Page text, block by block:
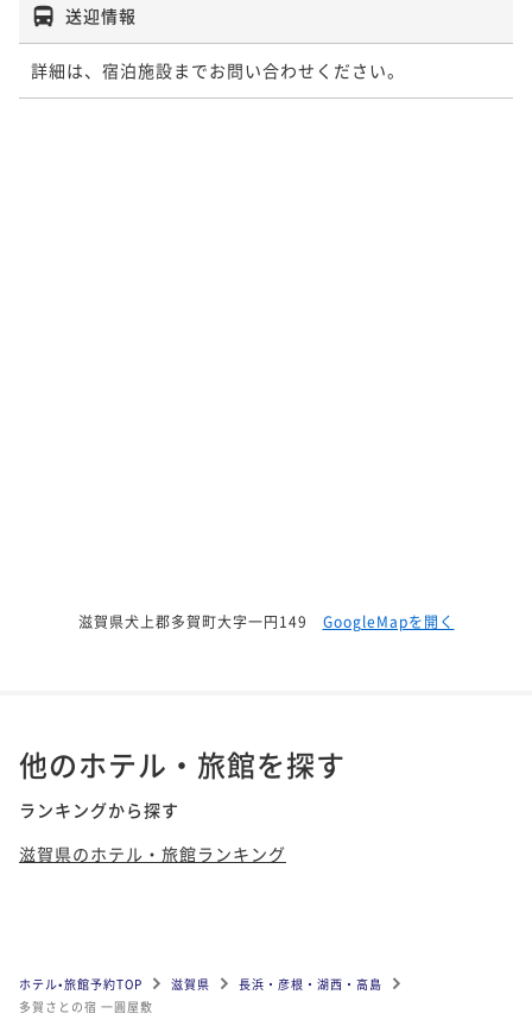
送迎情報
詳細は、宿泊施設までお問い合わせください。
滋賀県犬上郡多賀町大字一円149 GoogleMapを開く
他のホテル・旅館を探す
ランキングから探す
滋賀県のホテル・旅館ランキング
ホテル•旅館予約TOP 滋賀県
長浜・彦根・湖西・高島
多賀さとの宿 一圓屋敷